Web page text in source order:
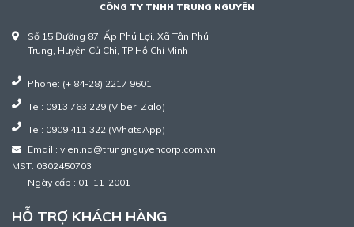
CÔNG TY TNHH TRUNG NGUYÊN
Số 15 Đường 87, Ấp Phú Lợi, Xã Tân Phú
Trung, Huyện Củ Chi, TP.Hồ Chí Minh
Phone: (+ 84-28) 2217 9601
Tel: 0913 763 229 (Viber, Zalo)
Tel: 0909 411 322 (WhatsApp)
Email : vien.nq@trungnguyencorp.com.vn
MST: 0302450703
Ngày cấp : 01-11-2001
HỖ TRỢ KHÁCH HÀNG